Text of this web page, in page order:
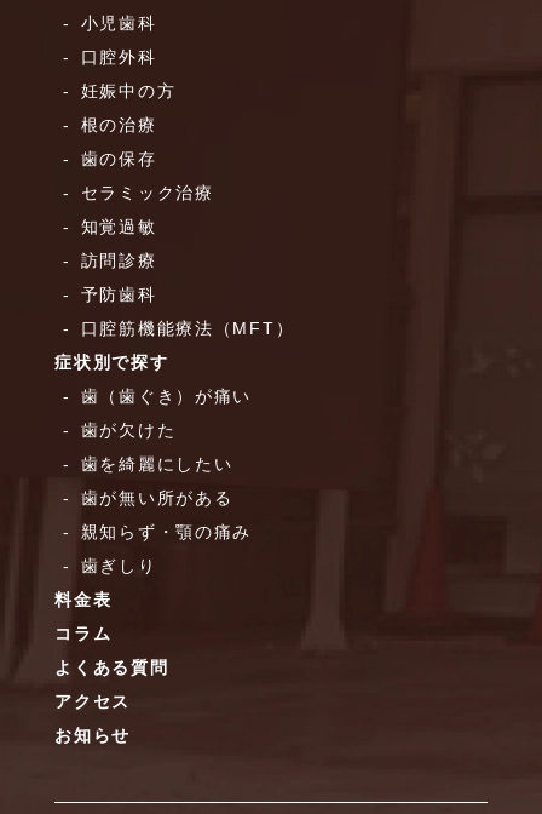
小児歯科
口腔外科
妊娠中の方
根の治療
歯の保存
セラミック治療
知覚過敏
訪問診療
予防歯科
口腔筋機能療法（MFT）
症状別で探す
歯（歯ぐき）が痛い
歯が欠けた
歯を綺麗にしたい
歯が無い所がある
親知らず・顎の痛み
歯ぎしり
料金表
コラム
よくある質問
アクセス
お知らせ